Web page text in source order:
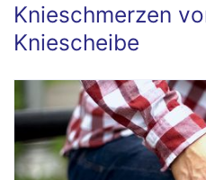
Knieschmerzen
Kniescheibe